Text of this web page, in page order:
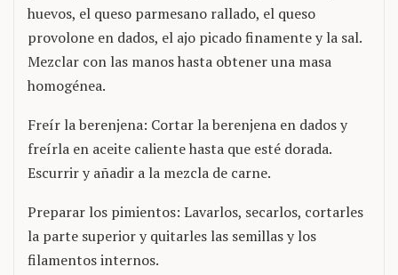
huevos, el queso parmesano rallado, el queso
provolone en dados, el ajo picado finamente y la sal.
Mezclar con las manos hasta obtener una masa
homogénea.
Freír la berenjena: Cortar la berenjena en dados y
freírla en aceite caliente hasta que esté dorada.
Escurrir y añadir a la mezcla de carne.
Preparar los pimientos: Lavarlos, secarlos, cortarles
la parte superior y quitarles las semillas y los
filamentos internos.